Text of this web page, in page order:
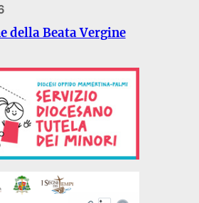
della Beata Vergine